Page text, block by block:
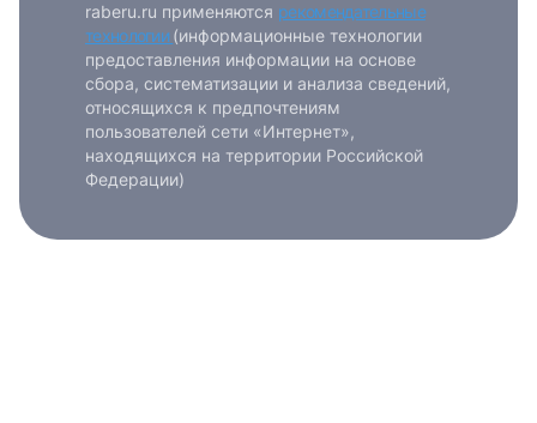
raberu.ru применяются рекомендательные
технологии (информационные технологии
предоставления информации на основе
сбора, систематизации и анализа сведений,
относящихся к предпочтениям
пользователей сети «Интернет»,
находящихся на территории Российской
Федерации)